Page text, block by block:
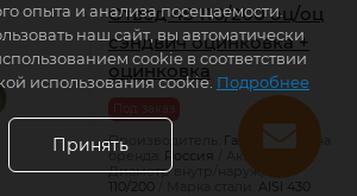
Отвод 45 110/200 оц/оц
сэндвич оцинковка +
оцинковка
Производитель: Гамарт
Страна
бренда:
Россия Акция:
Диаметр внутр/наруж, мм:
110/200
AISI 430
опыта и анализа посещаемости.
наш сайт, вы автоматически
cookie в соответствии
использования cookie. Подробнее
Принять